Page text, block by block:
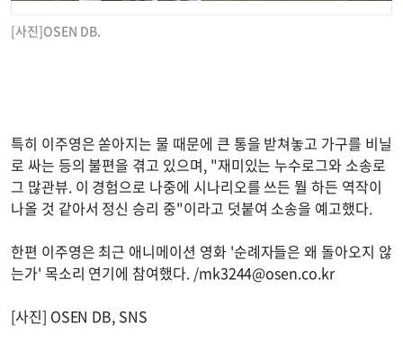
[사진]OSEN DB.
특히 이주영은 쏟아지는 물 때문에 큰 통을 받쳐놓고 가구를 비닐
로 싸는 등의 불편을 겪고 있으며, "재미있는 누수로그와 소송로
그 많관뷰. 이 경험으로 나중에 시나리오를 쓰든 뭘 하든 역작이
나올 것 같아서 정신 승리 중"이라고 덧붙여 소송을 예고했다.
한편 이주영은 최근 애니메이션 영화 '순례자들은 왜 돌아오지 않
는가' 목소리 연기에 참여했다. /mk3244@osen.co.kr
[사진] OSEN DB, SNS